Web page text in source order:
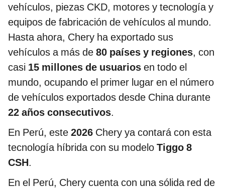
vehículos, piezas CKD, motores y tecnología y
equipos de fabricación de vehículos al mundo.
Hasta ahora, Chery ha exportado sus
vehículos a más de 80 países y regiones, con
casi 15 millones de usuarios en todo el
mundo, ocupando el primer lugar en el número
de vehículos exportados desde China durante
22 años consecutivos.
En Perú, este 2026 Chery ya contará con esta
tecnología híbrida con su modelo Tiggo 8
CSH.
En el Perú, Chery cuenta con una sólida red de